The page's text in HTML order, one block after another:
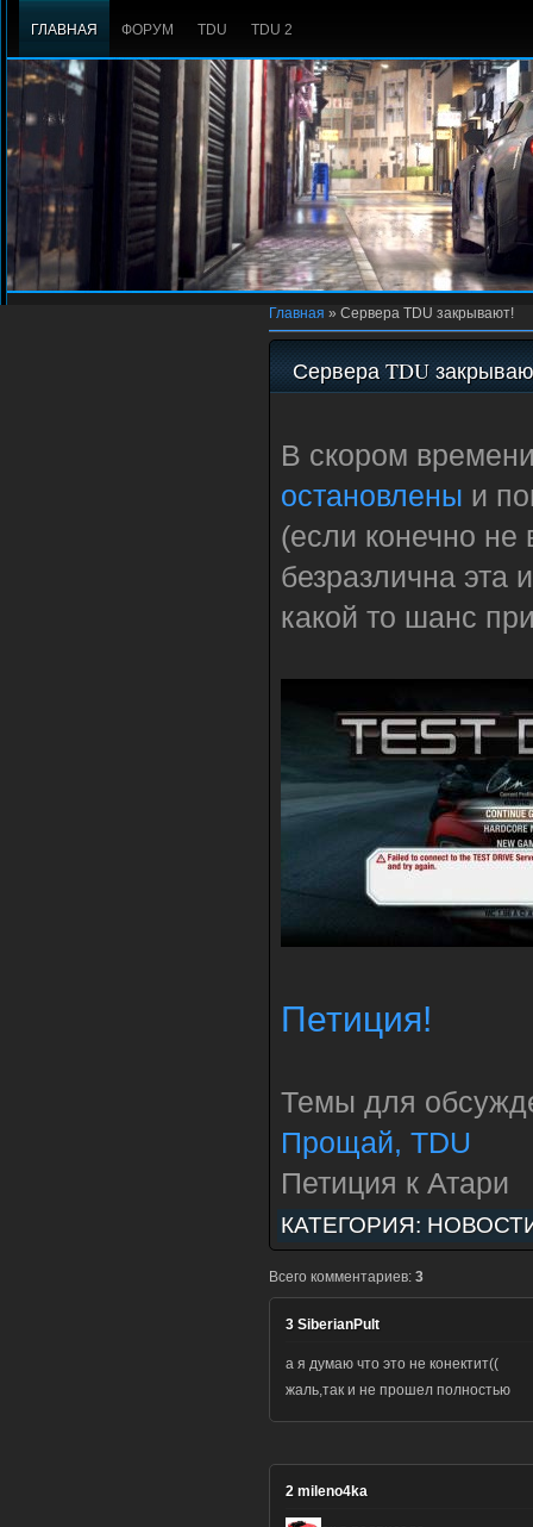
ГЛАВНАЯ ФОРУМ TDU TDU 2
Главная » Сервера TDU закрывают!
Сервера TDU
В скором
остановлены и
(если конечно
безразлична эта
какой то шанс
Петиция!
Темы для
Прощай, TDU
Петиция к Атари
КАТЕГОРИЯ:
Всего комментариев: 3
3 SiberianPult
а я думаю что это не конектит((
жаль,так и не прошел полностью
2 mileno4ka